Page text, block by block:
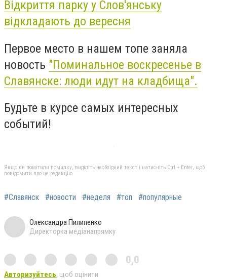
Відкриття парку у Слов'янську
відкладають до вересня
Первое место в нашем топе заняла
новость "Поминальное воскресенье в
Славянске: люди идут на кладбища".
Будьте в курсе самых интересных
событий!
Якщо ви помітили помилку, виділіть необхідний текст і натисніть Ctrl + Enter, щоб
повідомити про це редакцію
#Славянск #новости #неделя #топ #популярные
Олександра Пилипенко
Директорка медіанапрямку
0,0
Авторизуйтесь, щоб оцінити